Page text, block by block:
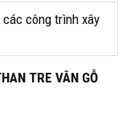
công trình xây
TRE VÂN GỖ